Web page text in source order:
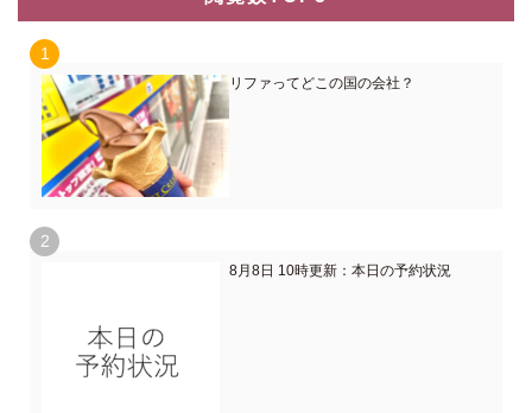
リファってどこの国の会社？
8月8日 10時更新：本日の予約状況